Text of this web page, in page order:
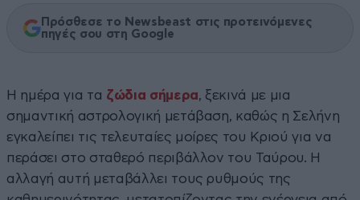
Πρόσθεσε το Newsbeast στις προτεινόμενες
πηγές σου στη Google
Η ημέρα για τα ζώδια σήμερα, ξεκινά με μια
σημαντική αστρολογική μετάβαση, καθώς η Σελήνη
εγκαλείπει τις τελευταίες μοίρες του Κριού για να
περάσει στο σταθερό περιβάλλον του Ταύρου. Η
αλλαγή αυτή μεταβάλλει τους ρυθμούς της